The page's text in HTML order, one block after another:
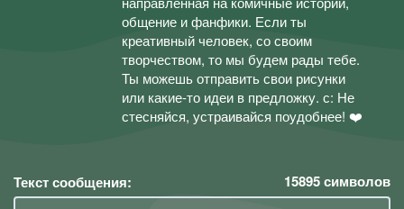
общение и фанфики. Если ты
креативный человек, со своим
творчеством, то мы будем рады тебе.
Ты можешь отправить свои рисунки
или какие-то идеи в предложку. с: Не
стесняйся, устраивайся поудобнее! ❤️
Текст сообщения: 15895символов